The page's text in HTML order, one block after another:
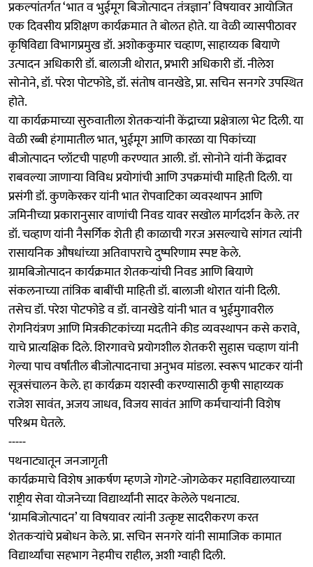
प्रकल्पांतर्गत ‘भात व भुईमूग बिजोत्पादन तंत्रज्ञान’ विषयावर आयोजित
एक दिवसीय प्रशिक्षण कार्यक्रमात ते बोलत होते. या वेळी व्यासपीठावर
कृषिविद्या विभागप्रमुख डॉ. अशोककुमार चव्हाण, साहाय्यक बियाणे
उत्पादन अधिकारी डॉ. बालाजी थोरात, प्रभारी अधिकारी डॉ. नीलेश
सोनोने, डॉ. परेश पोटफोडे, डॉ. संतोष वानखेडे, प्रा. सचिन सनगरे उपस्थित
होते.
या कार्यक्रमाच्या सुरुवातीला शेतकऱ्यांनी केंद्राच्या प्रक्षेत्राला भेट दिली. या
वेळी रब्बी हंगामातील भात, भुईमूग आणि कारळा या पिकांच्या
बीजोत्पादन प्लॉटची पाहणी करण्यात आली. डॉ. सोनोने यांनी केंद्रावर
राबवल्या जाणाऱ्या विविध प्रयोगांची आणि उपक्रमांची माहिती दिली. या
प्रसंगी डॉ. कुणकेरकर यांनी भात रोपवाटिका व्यवस्थापन आणि
जमिनीच्या प्रकारानुसार वाणांची निवड यावर सखोल मार्गदर्शन केले. तर
डॉ. चव्हाण यांनी नैसर्गिक शेती ही काळाची गरज असल्याचे सांगत त्यांनी
रासायनिक औषधांच्या अतिवापराचे दुष्परिणाम स्पष्ट केले.
ग्रामबिजोत्पादन कार्यक्रमात शेतकऱ्यांची निवड आणि बियाणे
संकलनाच्या तांत्रिक बाबींची माहिती डॉ. बालाजी थोरात यांनी दिली.
तसेच डॉ. परेश पोटफोडे व डॉ. वानखेडे यांनी भात व भुईमुगावरील
रोगनियंत्रण आणि मित्रकीटकांच्या मदतीने कीड व्यवस्थापन कसे करावे,
याचे प्रात्यक्षिक दिले. शिरगावचे प्रयोगशील शेतकरी सुहास चव्हाण यांनी
गेल्या पाच वर्षांतील बीजोत्पादनाचा अनुभव मांडला. स्वरूप भाटकर यांनी
सूत्रसंचालन केले. हा कार्यक्रम यशस्वी करण्यासाठी कृषी साहाय्यक
राजेश सावंत, अजय जाधव, विजय सावंत आणि कर्मचाऱ्यांनी विशेष
परिश्रम घेतले.
-----
पथनाट्यातून जनजागृती
कार्यक्रमाचे विशेष आकर्षण म्हणजे गोगटे-जोगळेकर महाविद्यालयाच्या
राष्ट्रीय सेवा योजनेच्या विद्यार्थ्यांनी सादर केलेले पथनाट्य.
‘ग्रामबिजोत्पादन’ या विषयावर त्यांनी उत्कृष्ट सादरीकरण करत
शेतकऱ्यांचे प्रबोधन केले. प्रा. सचिन सनगरे यांनी सामाजिक कामात
विद्यार्थ्यांचा सहभाग नेहमीच राहील, अशी ग्वाही दिली.